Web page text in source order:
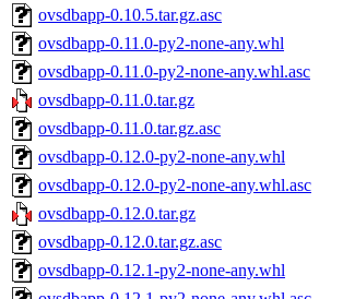
ovsdbapp-0.10.5.tar.gz.asc
ovsdbapp-0.11.0-py2-none-any.whl
ovsdbapp-0.11.0-py2-none-any.whl.asc
ovsdbapp-0.11.0.tar.gz
ovsdbapp-0.11.0.tar.gz.asc
ovsdbapp-0.12.0-py2-none-any.whl
ovsdbapp-0.12.0-py2-none-any.whl.asc
ovsdbapp-0.12.0.tar.gz
ovsdbapp-0.12.0.tar.gz.asc
ovsdbapp-0.12.1-py2-none-any.whl